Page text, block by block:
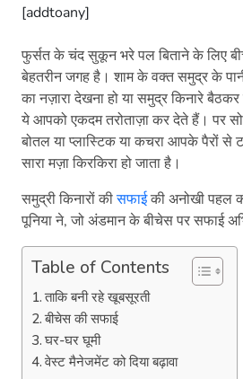
[addtoany]
फुर्सत के चंद सुकून भरे पल बिताने के लिए
बेहतरीन जगह है। शाम के वक्त समुद्र के
का नज़ारा देखना हो या समुद्र किनारे
ये आपको एकदम तरोताज़ा कर देते हैं। पर
बोतल या प्लास्टिक या कचरा आपके पैरों
सारा मज़ा किरकिरा हो जाता है।
समुद्री किनारों कीसफाईकी अनोखी पहल
पूनिया ने, जो अंडमान के बीचेस पर सफाई
Table of Contents
ताकि बनी रहे खूबसूरती
बीचेस की सफाई
घर-घर घूमी
वेस्ट मैनेजमेंट को दिया बढ़ावा